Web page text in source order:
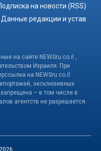
на новости (RSS)
Данные редакции и устав
на сайте NEWSru.co.il ,
Израиля. При
на NEWSru.co.il
эксклюзивных
– в том числе в
агентств не разрешается.